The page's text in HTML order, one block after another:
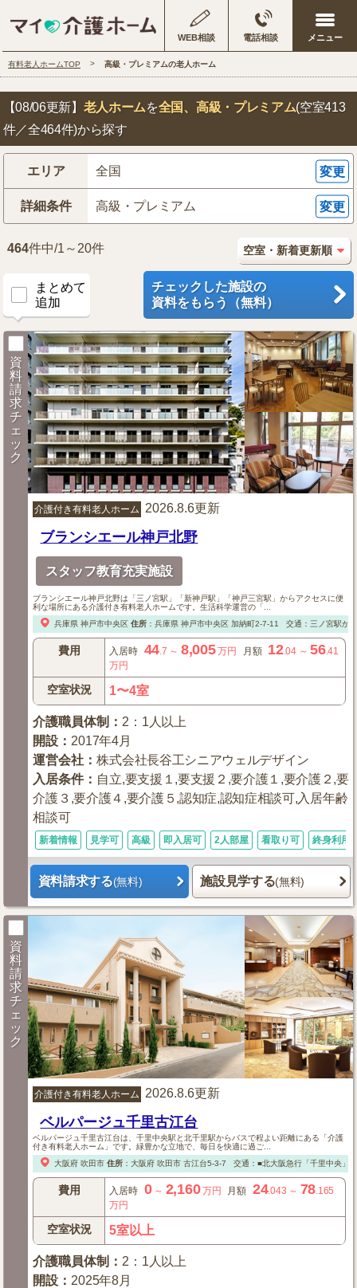
WEB相談 電話相談
有料老人ホームTOP 高級・プレミアムの老人ホーム
【08/06更新】 老人ホームを全国、高級・プレミアム(空室413
件／全464件)から探す
エリア 全国 変更
詳細条件 高級・プレミアム 変更
464件中/1～20件
まとめて
追加
チェックした施設の
資料をもらう（無料）
資
料
請
求
チ
ェ
ッ
ク
介護付き有料老人ホーム 2026.8.6更新
ブランシエール神戸北野
スタッフ教育充実施設
ブランシエール神戸北野は「三ノ宮駅」「新神戸駅」「神戸三宮駅」からアクセスに便
利な場所にある介護付き有料老人ホームです。生活科学運営の「...
兵庫県 神戸市中央区 住所： 兵庫県 神戸市中央区加納町2-7-11 交通：三ノ宮駅か
費用 入居時 44.7 ～ 8,005万円 月額 12.04～56.41
万円
空室状況 1〜4室
介護職員体制 ： 2：1人以上
開設 ： 2017年4月
運営会社 ：株式会社長谷工シニアウェルデザイン
入居条件： 自立,要支援１,要支援２,要介護１,要介護２,要
介護３,要介護４,要介護５,認知症,認知症相談可,入居年齢
相談可
新着情報 見学可 高級 即入居可 2人部屋 看取り可 終身利用
資料請求する(無料) 施設見学する(無料)
資
料
請
求
チ
ェ
ッ
ク
介護付き有料老人ホーム 2026.8.6更新
ベルパージュ千里古江台
ベルパージュ千里古江台は、千里中央駅と北千里駅からバスで程よい距離にある「介護
付き有料老人ホーム」です。緑豊かな立地で、毎日を快適に過ご...
大阪府 吹田市 住所： 大阪府 吹田市古江台5-3-7 交通：■北大阪急行「千里中央」
費用 入居時 0～ 2,160万円 月額 24.043 ～ 78 .165
万円
空室状況 5室以上
介護職員体制 ： 2：1人以上
開設 ： 2025年8月